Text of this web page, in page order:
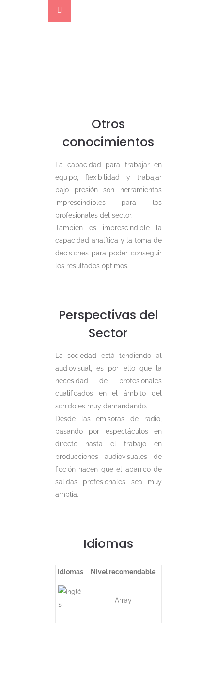
Otros
conocimientos
La capacidad para trabajar en
equipo, flexibilidad y trabajar
bajo presión son herramientas
imprescindibles para los
profesionales del sector.
También es imprescindible la
capacidad analítica y la toma de
decisiones para poder conseguir
los resultados óptimos.
Perspectivas del
Sector
La sociedad está tendiendo al
audiovisual, es por ello que la
necesidad de profesionales
cualificados en el ámbito del
sonido es muy demandando.
Desde las emisoras de radio,
pasando por espectáculos en
directo hasta el trabajo en
producciones audiovisuales de
ficción hacen que el abanico de
salidas profesionales sea muy
amplia.
Idiomas
Idiomas Nivel recomendable
Array